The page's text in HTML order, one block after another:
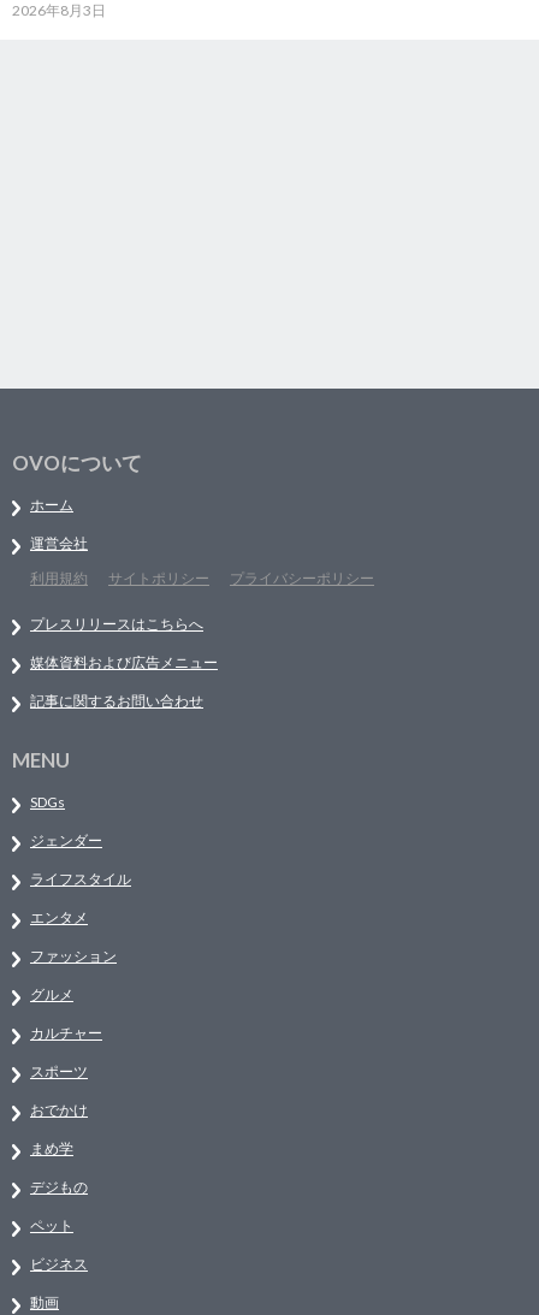
2026年8月3日
OVOについて
ホーム
運営会社
利用規約
サイトポリシー プライバシーポリシー
プレスリリースはこちらへ
媒体資料および広告メニュー
記事に関するお問い合わせ
MENU
SDGs
ジェンダー
ライフスタイル
エンタメ
ファッション
グルメ
カルチャー
スポーツ
おでかけ
まめ学
デジもの
ペット
ビジネス
動画